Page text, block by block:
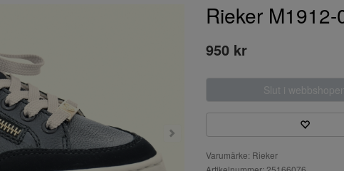
Rieker M1912-
950 kr
Slut i
Varumärke: Rieker